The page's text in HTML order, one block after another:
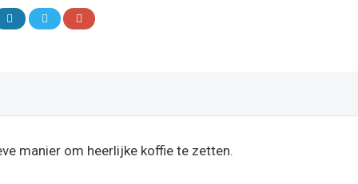
manier om heerlijke koffie te zetten.